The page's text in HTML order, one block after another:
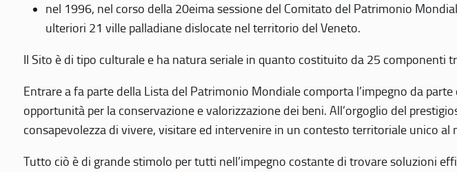
nel 1996, nel corso della 20eima sessione del Comitato del Patrimonio
ulteriori 21 ville palladiane dislocate nel territorio del Veneto.
Il Sito è di tipo culturale e ha natura seriale in quanto costituito da 25 componenti
Entrare a fa parte della Lista del Patrimonio Mondiale comporta l’impegno da
opportunità per la conservazione e valorizzazione dei beni. All’orgoglio del
consapevolezza di vivere, visitare ed intervenire in un contesto territoriale unico
Tutto ciò è di grande stimolo per tutti nell’impegno costante di trovare soluzioni